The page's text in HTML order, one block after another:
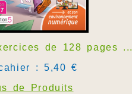
de 128 pages ...
: 5,40 €
de Produits